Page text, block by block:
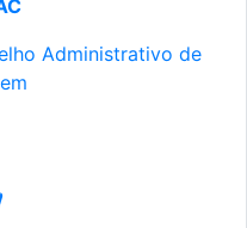
Administrativo de